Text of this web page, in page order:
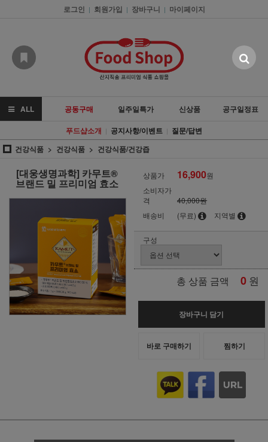
로그인 | 회원가입 | 장바구니 | 마이페이지
ALL 공동구매 일주일특가 신상품
공구일정표
푸드샵소개 | 공지사항/이벤트 | 질문/답변
건강식품
건강식품 건강식품/건강즙
[대웅생명과학] 카무트®
브랜드 밀 프리미엄 효소
상품가 16,900원
소비자가
격
40,000원
배송비
(무료) 지역별
구성
총 상품 금액 0 원
장바구니 담기
바로 구매하기 찜하기